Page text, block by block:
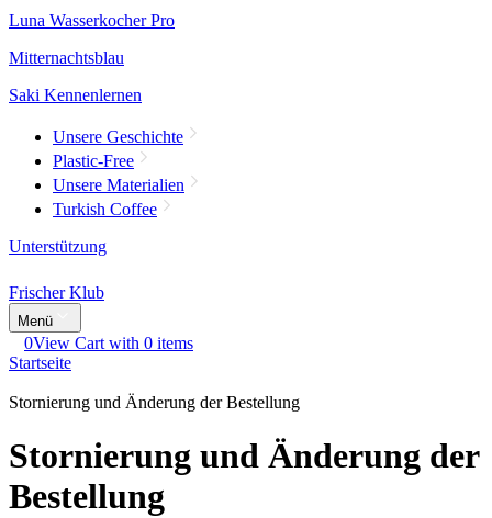
Luna Wasserkocher Pro
Mitternachtsblau
Saki Kennenlernen
Unsere Geschichte
Plastic-Free
Unsere Materialien
Turkish Coffee
Unterstützung
Frischer Klub
Menü
0View Cart with 0 items
Startseite
Stornierung und Änderung der Bestellung
Stornierung und Änderung der
Bestellung